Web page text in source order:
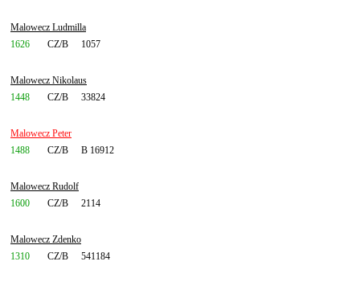
Malowecz Ludmilla
1626
CZ/B 1057
Malowecz Nikolaus
1448
CZ/B 33824
Malowecz Peter
1488
CZ/B B 16912
Malowecz Rudolf
1600
CZ/B 2114
Malowecz Zdenko
1310
CZ/B 541184